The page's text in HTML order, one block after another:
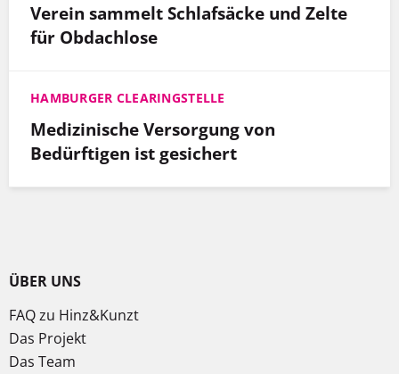
Verein sammelt Schlafsäcke und Zelte
für Obdachlose
HAMBURGER CLEARINGSTELLE
Medizinische Versorgung von
Bedürftigen ist gesichert
ÜBER UNS
FAQ zu Hinz&Kunzt
Das Projekt
Das Team